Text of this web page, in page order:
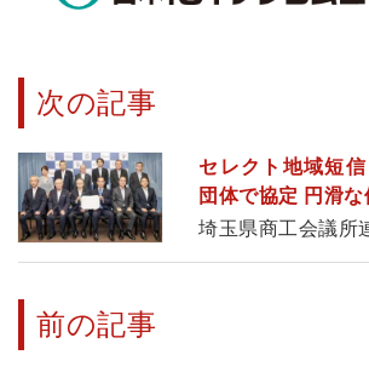
次の記事
セレクト地域短信
団体で協定 円滑
埼玉県商工会議所
前の記事